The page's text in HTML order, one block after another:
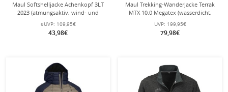
Maul Softshelljacke Achenkopf 3LT
2023 (atmungsaktiv, wind- und
wasserdicht) caviarschwarz Herren
eUVP: 109,95€
43,98€
Maul Trekking-Wanderjacke Terrak
MTX 10.0 Megatex (wasserdicht,
winddicht, atmungsaktiv) schwarz
Herren
UVP: 199,95€
79,98€